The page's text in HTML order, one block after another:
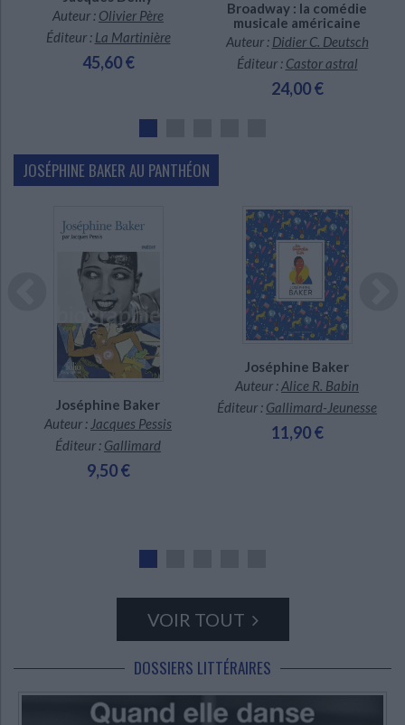
CHARGEMENT...
Auteur : Olivier Père
Éditeur : La Martinière
45,60 €
Broadway : la comédie
musicale américaine
Auteur : Didier C. Deutsch
Éditeur : Castor astral
24,00 €
JOSÉPHINE BAKER AU PANTHÉON
Indisponible
Joséphine Baker
Auteur : Jacques Pessis
Éditeur : Gallimard
9,50 €
En stock *
*stock limité
Joséphine Baker
Auteur :Alice R. Babin
Éditeur : Gallimard-Jeunesse
11,90 €
VOIR TOUT
DOSSIERS LITTÉRAIRES